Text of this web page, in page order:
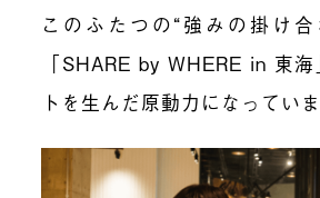
このふたつの“強みの掛け合
「SHARE by WHERE in 東
トを生んだ原動力になっていま